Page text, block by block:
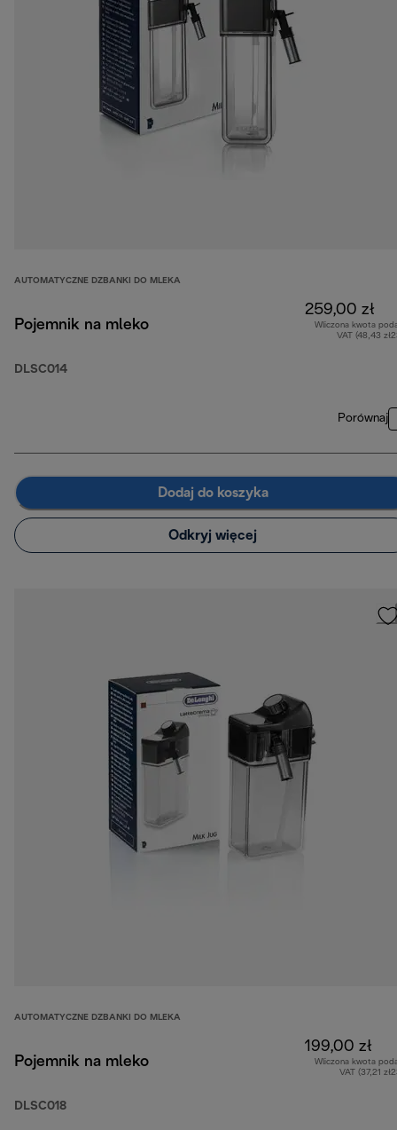
AUTOMATYCZNE DZBANKI DO MLEKA
Pojemnik na mleko
DLSC014
259,00 zł
Wliczona kwota
VAT (48,43
Porównaj
Dodaj do koszyka
Odkryj więcej
AUTOMATYCZNE DZBANKI DO MLEKA
Pojemnik na mleko
DLSC018
199,00 zł
Wliczona kwota
VAT (37,21